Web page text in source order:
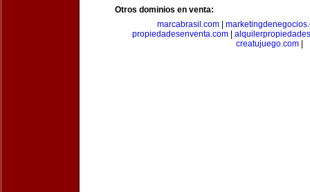
Otros dominios en venta:
marcabrasil.com
propiedadesenventa.com
creatujuego.com|